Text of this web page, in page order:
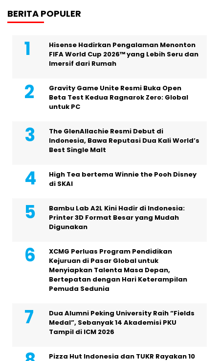
BERITA POPULER
Hisense Hadirkan Pengalaman Menonton
FIFA World Cup 2026™ yang Lebih Seru dan
Imersif dari Rumah
Gravity Game Unite Resmi Buka Open
Beta Test Kedua Ragnarok Zero: Global
untuk PC
The GlenAllachie Resmi Debut di
Indonesia, Bawa Reputasi Dua Kali World’s
Best Single Malt
High Tea bertema Winnie the Pooh Disney
di SKAI
Bambu Lab A2L Kini Hadir di Indonesia:
Printer 3D Format Besar yang Mudah
Digunakan
XCMG Perluas Program Pendidikan
Kejuruan di Pasar Global untuk
Menyiapkan Talenta Masa Depan,
Bertepatan dengan Hari Keterampilan
Pemuda Sedunia
Dua Alumni Peking University Raih “Fields
Medal”, Sebanyak 14 Akademisi PKU
Tampil di ICM 2026
Pizza Hut Indonesia dan TUKR Rayakan 10